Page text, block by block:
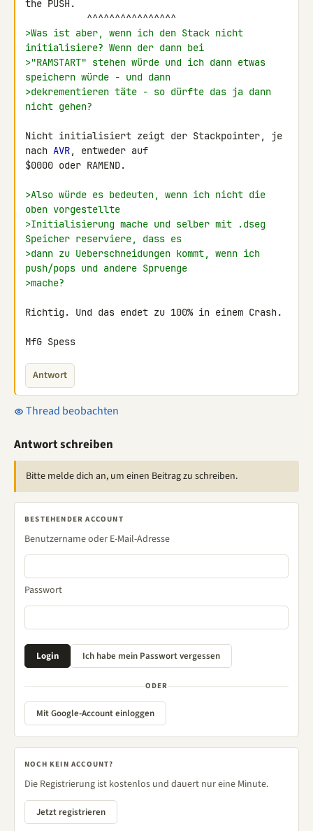
the PUSH.
>Was ist aber, wenn ich den Stack nicht
initialisiere? Wenn der dann bei
>"RAMSTART" stehen würde und ich dann etwas
speichern würde - und dann
>dekrementieren täte - so dürfte das ja dann
nicht gehen?
Nicht initialisiert zeigt der Stackpointer, je
nach AVR, entweder auf
$0000 oder RAMEND.
>Also würde es bedeuten, wenn ich nicht die
oben vorgestellte
>Initialisierung mache und selber mit .dseg
Speicher reserviere, dass es
>dann zu Ueberschneidungen kommt, wenn ich
push/pops und andere Spruenge
>mache?
Richtig. Und das endet zu 100% in einem Crash.
MfG Spess
Antwort
Thread beobachten
Antwort schreiben
Bitte melde dich an, um einen Beitrag zu schreiben.
BESTEHENDER ACCOUNT
Benutzername oder E-Mail-Adresse
Passwort
ODER
Mit Google-Account einloggen
NOCH KEIN ACCOUNT?
Die Registrierung ist kostenlos und dauert nur eine Minute.
Jetzt registrieren